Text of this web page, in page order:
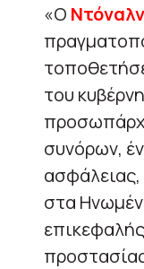
«Ο
του
συνόρων,
στα